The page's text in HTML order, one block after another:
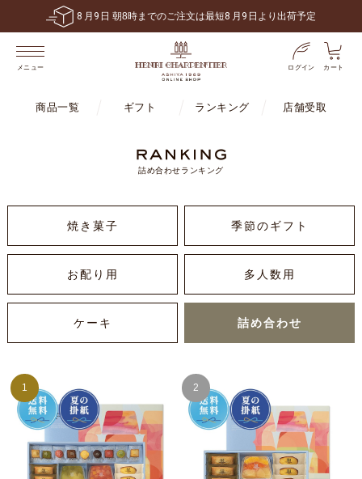
8 月 9 日 朝8時までのご注文は最短8 月 9 日より出荷予定
メニュー ログイン カート
商品一覧 ギフト ランキング 店舗受取
詰め合わせランキング
焼き菓子 季節のギフト
お配り用 多人数用
ケーキ 詰め合わせ
1 2